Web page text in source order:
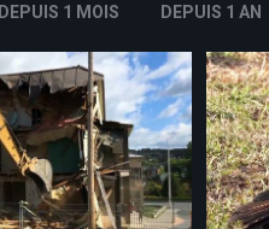
DEPUIS 1 MOIS DEPUIS 1 AN